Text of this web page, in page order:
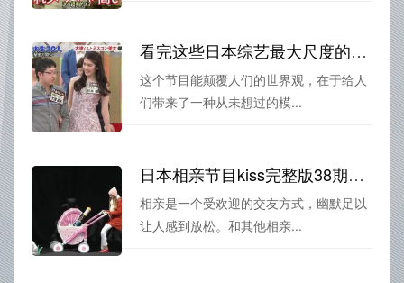
看完这些日本综艺最大尺度的节目，你的世界观将彻底颠覆
这个节目能颠覆人们的世界观，在于给人
们带来了一种从未想过的模...
日本相亲节目kiss完整版38期中的谈话技巧，成功“走心”的秘诀是？
相亲是一个受欢迎的交友方式，幽默足以
让人感到放松。和其他相亲...